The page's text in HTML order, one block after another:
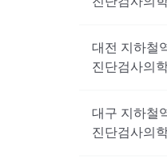
대전 지하철
진단검사의
대구 지하철
진단검사의